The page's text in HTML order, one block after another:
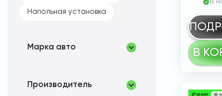
Напольная установка
Марка авто
Производитель
В
В